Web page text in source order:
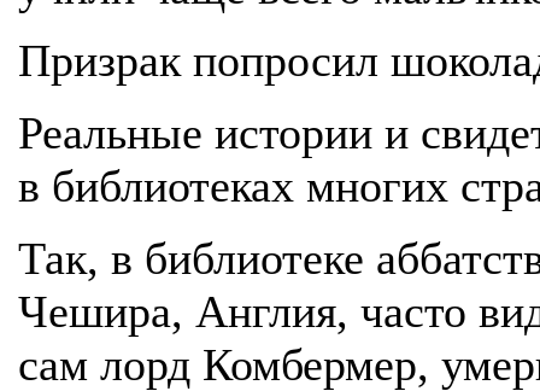
Призрак попросил
Реальные истории и
в библиотеках многих
Так, в библиотеке
Чешира, Англия, часто
сам лорд Комбермер,